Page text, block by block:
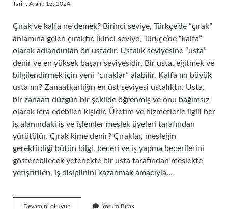
Tarih: Aralık 13, 2024
Çırak ve kalfa ne demek? Birinci seviye, Türkçe’de “çırak”
anlamına gelen çıraktır. İkinci seviye, Türkçe’de “kalfa”
olarak adlandırılan ön ustadır. Ustalık seviyesine “usta”
denir ve en yüksek başarı seviyesidir. Bir usta, eğitmek ve
bilgilendirmek için yeni “çıraklar” alabilir. Kalfa mı büyük
usta mı? Zanaatkarlığın en üst seviyesi ustalıktır. Usta,
bir zanaatı düzgün bir şekilde öğrenmiş ve onu bağımsız
olarak icra edebilen kişidir. Üretim ve hizmetlerle ilgili her
iş alanındaki iş ve işlemler meslek üyeleri tarafından
yürütülür. Çırak kime denir? Çıraklar, mesleğin
gerektirdiği bütün bilgi, beceri ve iş yapma becerilerini
gösterebilecek yetenekte bir usta tarafından meslekte
yetiştirilen, iş disiplinini kazanmak amacıyla…
Devamını okuyun Yorum Bırak